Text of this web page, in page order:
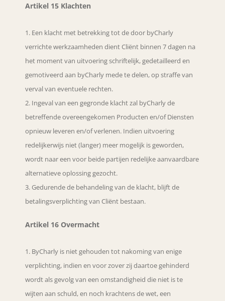
Artikel 15 Klachten
Een klacht met betrekking tot de door byCharly
verrichte werkzaamheden dient Cliënt binnen 7 dagen na
het moment van uitvoering schriftelijk, gedetailleerd en
gemotiveerd aan byCharly mede te delen, op straffe van
verval van eventuele rechten.
Ingeval van een gegronde klacht zal byCharly de
betreffende overeengekomen Producten en/of Diensten
opnieuw leveren en/of verlenen. Indien uitvoering
redelijkerwijs niet (langer) meer mogelijk is geworden,
wordt naar een voor beide partijen redelijke aanvaardbare
alternatieve oplossing gezocht.
Gedurende de behandeling van de klacht, blijft de
betalingsverplichting van Cliënt bestaan.
Artikel 16 Overmacht
ByCharly is niet gehouden tot nakoming van enige
verplichting, indien en voor zover zij daartoe gehinderd
wordt als gevolg van een omstandigheid die niet is te
wijten aan schuld, en noch krachtens de wet, een